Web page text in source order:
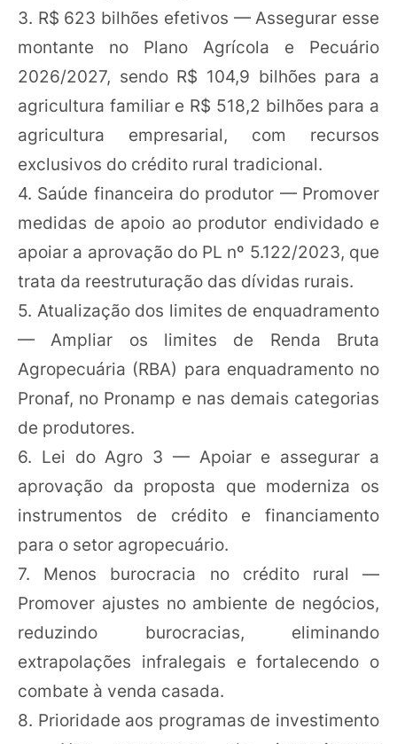
3. R$ 623 bilhões efetivos — Assegurar esse
montante no Plano Agrícola e Pecuário
2026/2027, sendo R$ 104,9 bilhões para a
agricultura familiar e R$ 518,2 bilhões para a
agricultura empresarial, com recursos
exclusivos do crédito rural tradicional.
4. Saúde financeira do produtor — Promover
medidas de apoio ao produtor endividado e
apoiar a aprovação do PL nº 5.122/2023, que
trata da reestruturação das dívidas rurais.
5. Atualização dos limites de enquadramento
— Ampliar os limites de Renda Bruta
Agropecuária (RBA) para enquadramento no
Pronaf, no Pronamp e nas demais categorias
de produtores.
6. Lei do Agro 3 — Apoiar e assegurar a
aprovação da proposta que moderniza os
instrumentos de crédito e financiamento
para o setor agropecuário.
7. Menos burocracia no crédito rural —
Promover ajustes no ambiente de negócios,
reduzindo burocracias, eliminando
extrapolações infralegais e fortalecendo o
combate à venda casada.
8. Prioridade aos programas de investimento